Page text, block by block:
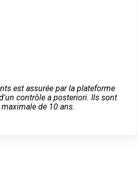
est assurée par la plateforme
contrôle a posteriori. Ils sont
de 10 ans.